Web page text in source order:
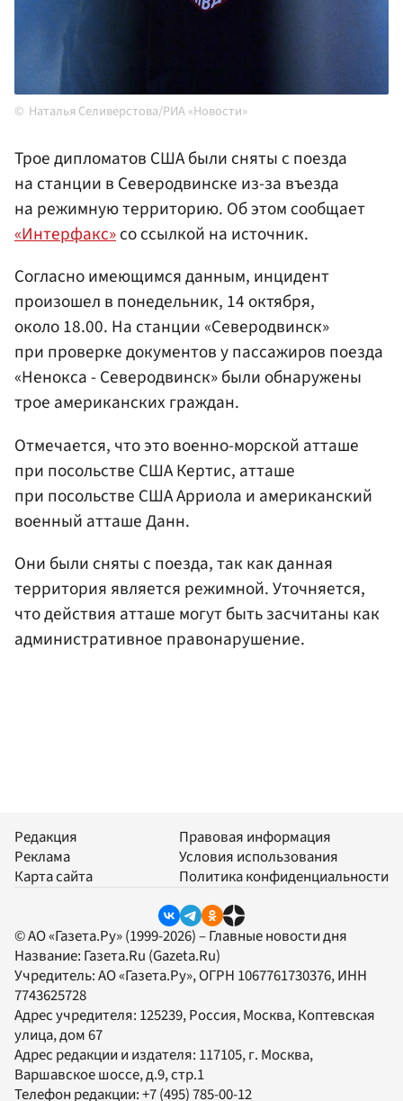
Наталья Селиверстова/РИА «Новости»
Трое дипломатов США были сняты с поезда
на станции в Северодвинске из-за въезда
на режимную территорию. Об этом сообщает
«Интерфакс»со ссылкой на источник.
Согласно имеющимся данным, инцидент
произошел в понедельник, 14 октября,
около 18.00. На станции «Северодвинск»
при проверке документов у пассажиров поезда
«Ненокса - Северодвинск» были обнаружены
трое американских граждан.
Отмечается, что это военно-морской атташе
при посольстве США Кертис, атташе
при посольстве США Арриола и американский
военный атташе Данн.
Они были сняты с поезда, так как данная
территория является режимной. Уточняется,
что действия атташе могут быть засчитаны как
административное правонарушение.
Редакция
Реклама
Карта сайта
Правовая информация
Условия использования
Политика конфиденциальности
© АО «Газета.Ру» (1999-2026) – Главные новости дня
Название: Газета.Ru (Gazeta.Ru)
Учредитель:АО «Газета.Ру», ОГРН 1067761730376, ИНН
7743625728
Адрес учредителя: 125239, Россия, Москва, Коптевская
улица, дом 67
Адрес редакции и издателя: 117105, г. Москва,
Варшавское шоссе, д.9, стр.1
Телефон редакции:+7 (495) 785-00-12